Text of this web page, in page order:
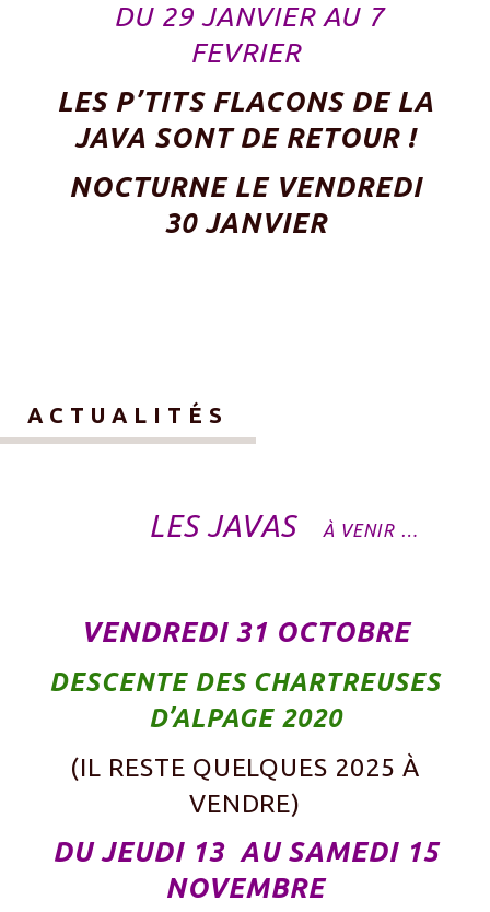
DU 29 JANVIER AU 7
FEVRIER
LES P’TITS FLACONS DE LA
JAVA SONT DE RETOUR !
NOCTURNE LE VENDREDI
30 JANVIER
ACTUALITÉS
LES JAVAS À VENIR …
VENDREDI 31 OCTOBRE
DESCENTE DES CHARTREUSES
D’ALPAGE 2020
(IL RESTE QUELQUES 2025 À
VENDRE)
DU JEUDI 13 AU SAMEDI 15
NOVEMBRE